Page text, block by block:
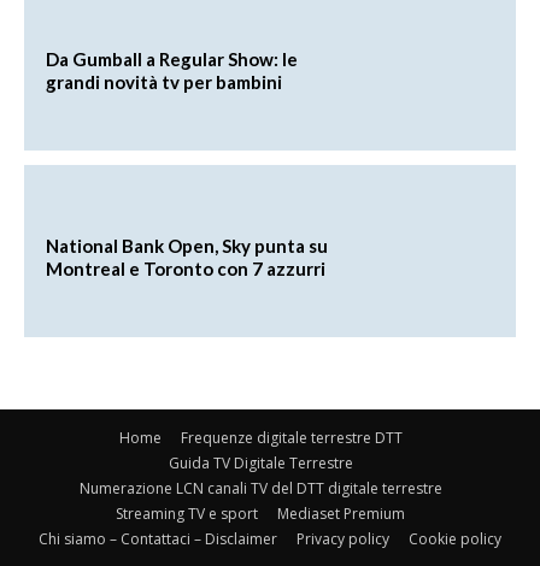
Da Gumball a Regular Show: le
grandi novità tv per bambini
National Bank Open, Sky punta su
Montreal e Toronto con 7 azzurri
Home
Frequenze digitale terrestre DTT
Guida TV Digitale Terrestre
Numerazione LCN canali TV del DTT digitale terrestre
Streaming TV e sport
Mediaset Premium
Chi siamo – Contattaci – Disclaimer
Privacy policy Cookie policy